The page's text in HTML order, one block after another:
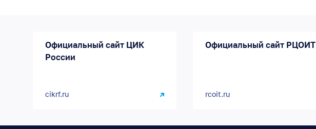
Официальный сайт ЦИК
России
cikrf.ru
Официальный сайт РЦОИТ
rcoit.ru